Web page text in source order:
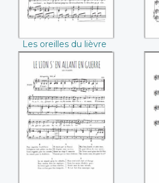
Les oreilles du lièvre
Le lion s'en allant
en guerre